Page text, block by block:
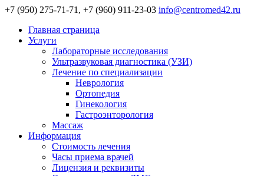
+7 (950) 275-71-71, +7 (960) 911-23-03 info@centromed42.ru
Главная страница
Услуги
Лабораторные исследования
Ультразвуковая диагностика (УЗИ)
Лечение по специализации
Неврология
Ортопедия
Гинекология
Гастроэнторология
Массаж
Информация
Стоимость лечения
Часы приема врачей
Лицензия и реквизиты